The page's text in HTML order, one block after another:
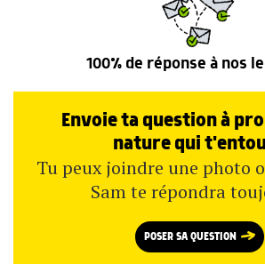
100% de réponse à nos
Envoie ta question à
nature qui
Tu peux joindre une photo
Sam te répondra
POSER SA QUESTION